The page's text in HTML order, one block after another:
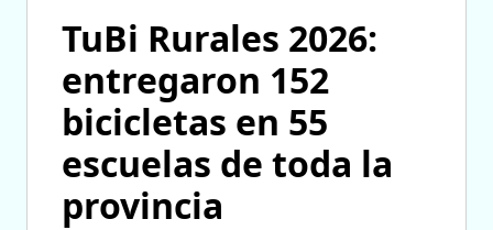
TuBi Rurales 2026:
entregaron 152
bicicletas en 55
escuelas de toda la
provincia